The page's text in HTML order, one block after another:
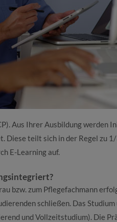
Aus Ihrer Ausbildung werden
Diese teilt sich in der Regel zu
E-Learning auf.
bzw. zum Pflegefachmann
schließen. Das
und Vollzeitstudium). Die